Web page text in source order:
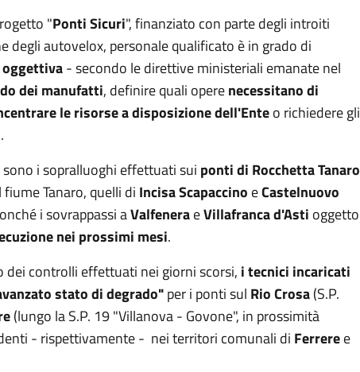
"Ponti Sicuri", finanziato con parte degli introiti
degli autovelox, personale qualificato è in grado di
- secondo le direttive ministeriali emanate nel
dei manufatti, definire quali operenecessitano di
le risorse a disposizione dell'Enteo richiedere gli
.
i sopralluoghi effettuati sui ponti di Rocchetta Tanaro
fiume Tanaro, quelli di IncisaScapaccino eCastelnuovo
i sovrappassi aValfeneraeVillafranca d'Asti oggetto
nei prossimi mesi.
dei controlli effettuati nei giorni scorsi, i tecnici incaricati
stato di degrado"per i ponti sul Rio Crosa(S.P.
(lungo la S.P. 19 "Villanova - Govone", in prossimità
- rispettivamente - nei territori comunali di Ferreree